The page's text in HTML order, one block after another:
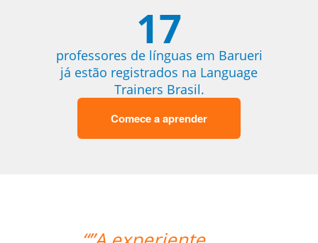
17
professores de línguas em Barueri
já estão registrados na Language
Trainers Brasil.
Comece a aprender